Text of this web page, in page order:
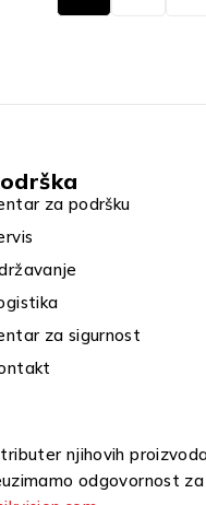
za podršku
za sigurnost
njihovih
odgovornost